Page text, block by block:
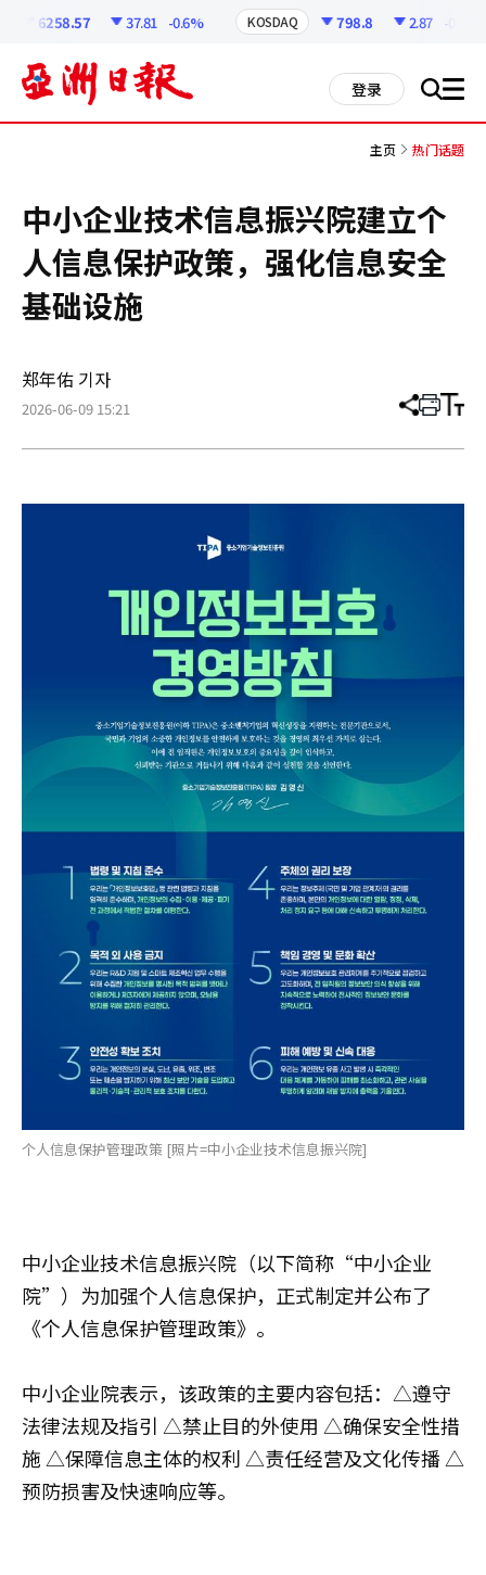
6258.57 37.81 -0.6% KOSDAQ 798.8 2.87 -0.36%
登录 搜 all
主页 热门话题
中小企业技术信息振兴院建立个
人信息保护政策，强化信息安全
基础设施
郑年佑 기자
2026-06-09 15:21 分
章
打 调
小
个人信息保护管理政策 [照片=中小企业技术信息振兴院]
中小企业技术信息振兴院（以下简称“中小企业
院”）为加强个人信息保护，正式制定并公布了
《个人信息保护管理政策》。
中小企业院表示，该政策的主要内容包括：△遵守
法律法规及指引 △禁止目的外使用 △确保安全性措
施 △保障信息主体的权利 △责任经营及文化传播 △
预防损害及快速响应等。